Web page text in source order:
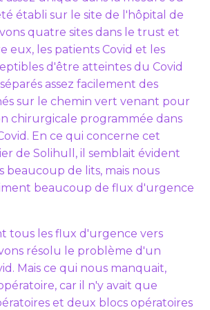
établi sur le site de l'hôpital de
quatre sites dans le trust et
eux, les patients Covid et les
d'être atteintes du Covid
assez facilement des
sur le chemin vert venant pour
chirurgicale programmée dans
En ce qui concerne cet
de Solihull, il semblait évident
beaucoup de lits, mais nous
beaucoup de flux d'urgence
tous les flux d'urgence vers
résolu le problème d'un
Mais ce qui nous manquait,
car il n'y avait que
et deux blocs opératoires